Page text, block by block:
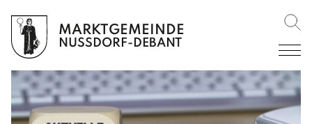
MARKTGEMEINDE
NUSSDORF-DEBANT
BÜRGER
AKTUELLES
Amtliche Mitteilungen